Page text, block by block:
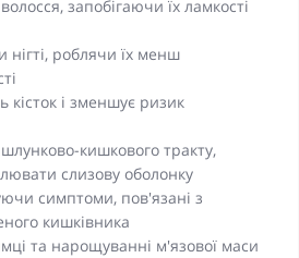
запобігаючи їх ламкості
нігті, роблячи їх менш
кісток і зменшує ризик
кишкового тракту,
слизову оболонку
симптоми, пов'язані з
кишківника
та нарощуванні м'язової маси